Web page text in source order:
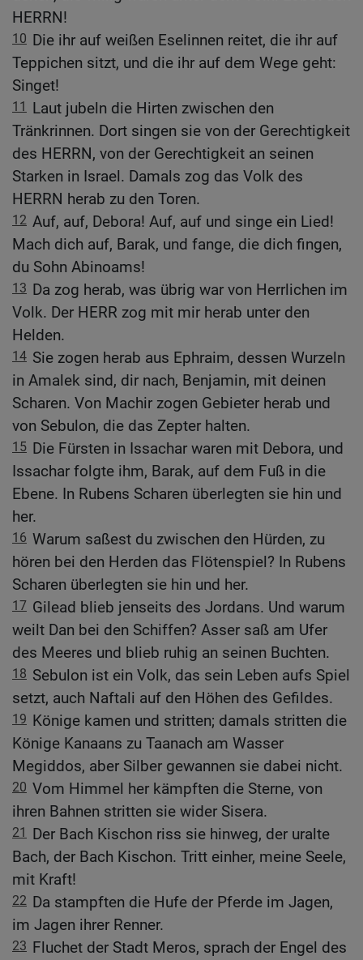
HERRN!
10 Die ihr auf weißen Eselinnen reitet, die ihr auf
Teppichen sitzt, und die ihr auf dem Wege geht:
Singet!
11
Laut jubeln die Hirten zwischen den
Tränkrinnen. Dort singen sie von der Gerechtigkeit
des HERRN, von der Gerechtigkeit an seinen
Starken in Israel. Damals zog das Volk des
HERRN herab zu den Toren.
12 Auf, auf, Debora! Auf, auf und singe ein Lied!
Mach dich auf, Barak, und fange, die dich fingen,
du Sohn Abinoams!
13 Da zog herab, was übrig war von Herrlichen im
Volk. Der HERR zog mit mir herab unter den
Helden.
14 Sie zogen herab aus Ephraim, dessen Wurzeln
in Amalek sind, dir nach, Benjamin, mit deinen
Scharen. Von Machir zogen Gebieter herab und
von Sebulon, die das Zepter halten.
15 Die Fürsten in Issachar waren mit Debora, und
Issachar folgte ihm, Barak, auf dem Fuß in die
Ebene. In Rubens Scharen überlegten sie hin und
her.
16 Warum saßest du zwischen den Hürden, zu
hören bei den Herden das Flötenspiel? In Rubens
Scharen überlegten sie hin und her.
17 Gilead blieb jenseits des Jordans. Und warum
weilt Dan bei den Schiffen? Asser saß am Ufer
des Meeres und blieb ruhig an seinen Buchten.
18 Sebulon ist ein Volk, das sein Leben aufs Spiel
setzt, auch Naftali auf den Höhen des Gefildes.
19 Könige kamen und stritten; damals stritten die
Könige Kanaans zu Taanach am Wasser
Megiddos, aber Silber gewannen sie dabei nicht.
20 Vom Himmel her kämpften die Sterne, von
ihren Bahnen stritten sie wider Sisera.
21
Der Bach Kischon riss sie hinweg, der uralte
Bach, der Bach Kischon. Tritt einher, meine Seele,
mit Kraft!
22 Da stampften die Hufe der Pferde im Jagen,
im Jagen ihrer Renner.
23 Fluchet der Stadt Meros, sprach der Engel des